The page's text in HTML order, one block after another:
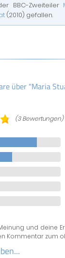
BBC-Zweiteiler
(2010) gefallen.
über "Maria
(3 Bewertungen)
und deine
Kommentar zum